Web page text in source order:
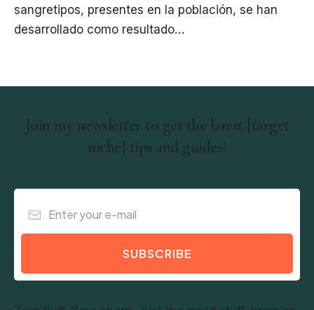
sangretipos, presentes en la población, se han
desarrollado como resultado…
Join my newsletter to get the latest [target
niche] tips and guides!
SUBSCRIBE